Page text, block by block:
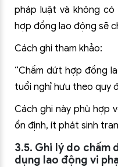
pháp luật và không
hợp đồng lao động sẽ
Cách ghi tham khảo:
“Chấm dứt hợp đồng
tuổi nghỉ hưu theo quy
Cách ghi này phù hợp
ổn định, ít phát sinh
3.5. Ghi lý do
dụng lao động vi